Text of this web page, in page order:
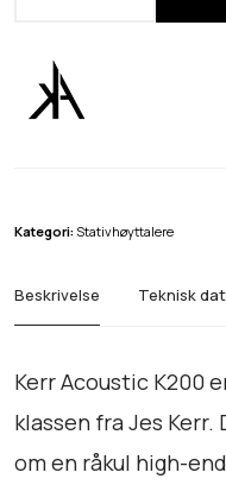
r
A
s
i
K
0
0
Kategori: Stativhøyttalere
Beskrivelse Teknisk
Kerr Acoustic K200
klassen fra Jes
om en råkul high-